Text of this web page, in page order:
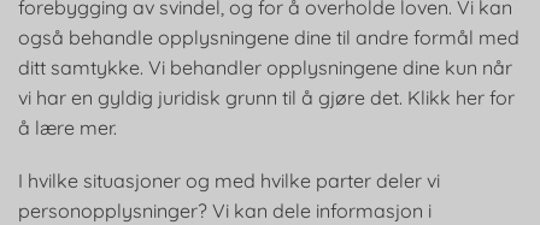
forebygging av svindel, og for å overholde loven. Vi kan
også behandle opplysningene dine til andre formål med
ditt samtykke. Vi behandler opplysningene dine kun når
vi har en gyldig juridisk grunn til å gjøre det. Klikk her for
å lære mer.
I hvilke situasjoner og med hvilke parter deler vi
personopplysninger? Vi kan dele informasjon i